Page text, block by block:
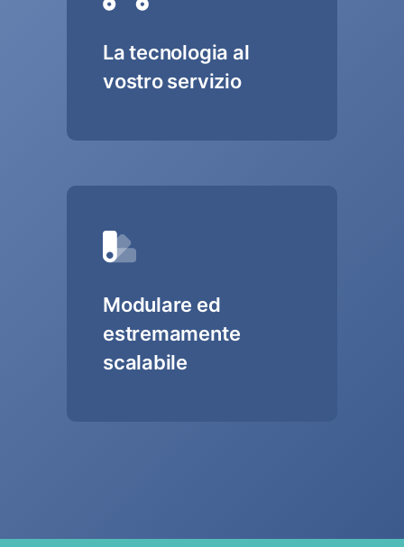
La tecnologia al
vostro servizio
Modulare ed
estremamente
scalabile